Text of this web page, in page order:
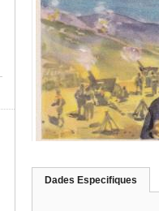
Dades Especifiques